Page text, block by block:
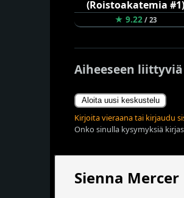
★ 9.22/ 23
Aiheeseen
Aloita uusi keskustelu
Kirjoita vieraana tai kirjaudu
Onko sinulla kysymyksiä
Sienna Mercer